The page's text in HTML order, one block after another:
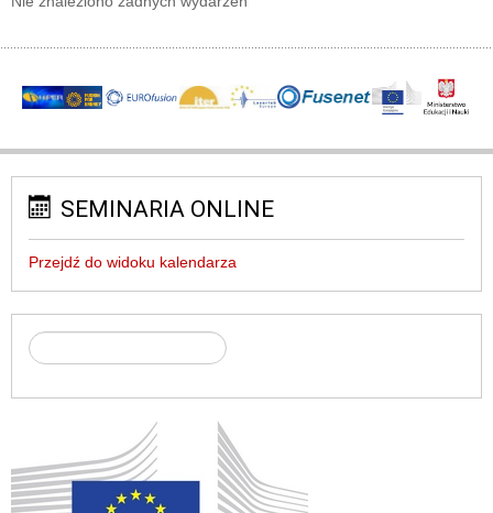
SEMINARIA ONLINE
Przejdź do widoku kalendarza